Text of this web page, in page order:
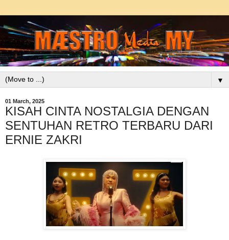
▼
01 March, 2025
KISAH CINTA NOSTALGIA DENGAN
SENTUHAN RETRO TERBARU DARI
ERNIE ZAKRI